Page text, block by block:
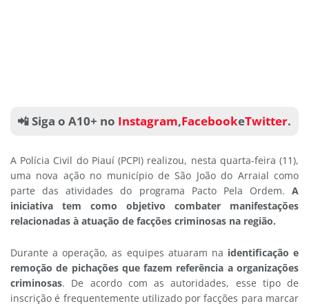
📲 Siga o A10+ no Instagram,FacebookeTwitter.
A Polícia Civil do Piauí (PCPI) realizou, nesta quarta-feira (11),
uma nova ação no município de São João do Arraial como
parte das atividades do programa Pacto Pela Ordem. A
iniciativa tem como objetivo combater manifestações
relacionadas à atuação de facções criminosas na região.
Durante a operação, as equipes atuaram na identificação e
remoção de pichações que fazem referência a organizações
criminosas. De acordo com as autoridades, esse tipo de
inscrição é frequentemente utilizado por facções para marcar